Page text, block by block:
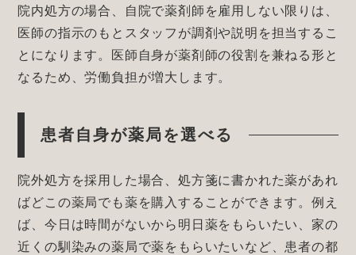
院内処方の場合、自院で薬剤師を雇用しない限りは、
医師の指示のもとスタッフが調剤や説明を担当するこ
とになります。医師自身が薬剤師の役割を兼ねる形と
なるため、労働負担が増大します。
患者自身が薬局を選べる
院外処方を採用した場合、処方箋に書かれた薬があれ
ばどこの薬局でも薬を購入することができます。例え
ば、今日は時間がないから明日薬をもらいたい、家の
近くの馴染みの薬局で薬をもらいたいなど、患者の都